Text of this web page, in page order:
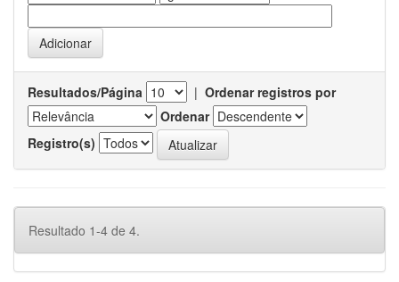
Resultados/Página | Ordenar registros por
Ordenar
Registro(s)
Resultado 1-4 de 4.